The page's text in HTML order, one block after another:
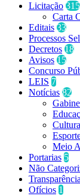
Licitação 315
Carta
Editais 33
Processos
Decretos 18
Avisos 15
Concurso
LEIS 7
Notícias 82
Cultura
Meio
Portarias 5
Não
Ofícios 1